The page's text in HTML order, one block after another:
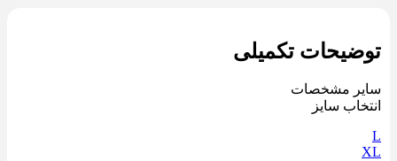
توضیحات تکمیلی
سایر مشخصات
انتخاب سایز
L
XL